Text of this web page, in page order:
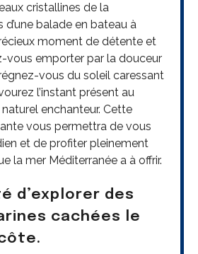
cristallines de la
d’une balade en bateau à
moment de détente et
vous emporter par la douceur
vous du soleil caressant
l’instant présent au
naturel enchanteur. Cette
vous permettra de vous
et de profiter pleinement
la mer Méditerranée a à offrir.
d’explorer des
cachées le